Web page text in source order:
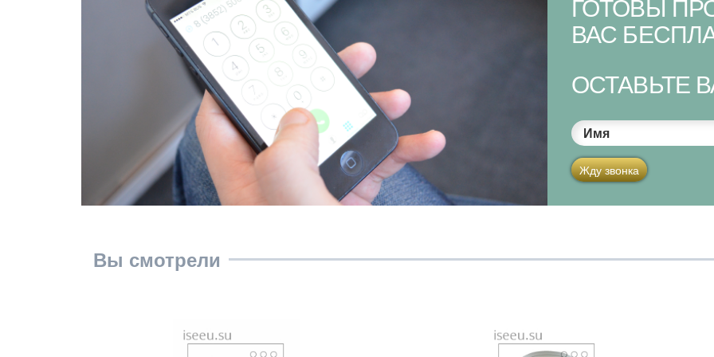
ГОТОВЫ
ВАС
ОСТАВЬТЕ
Имя
Жду звонка
Вы смотрели